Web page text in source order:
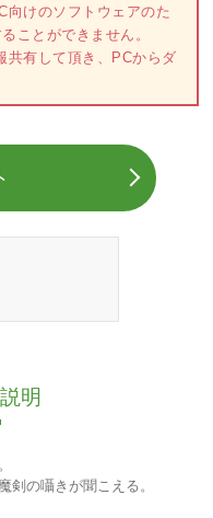
向けのソフトウェアのた
ことができません。
共有して頂き、PCからダ
明
剣の囁きが聞こえる。